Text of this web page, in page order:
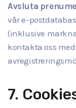
Avsluta
vår e-
(inklusive
kontakta oss
7.